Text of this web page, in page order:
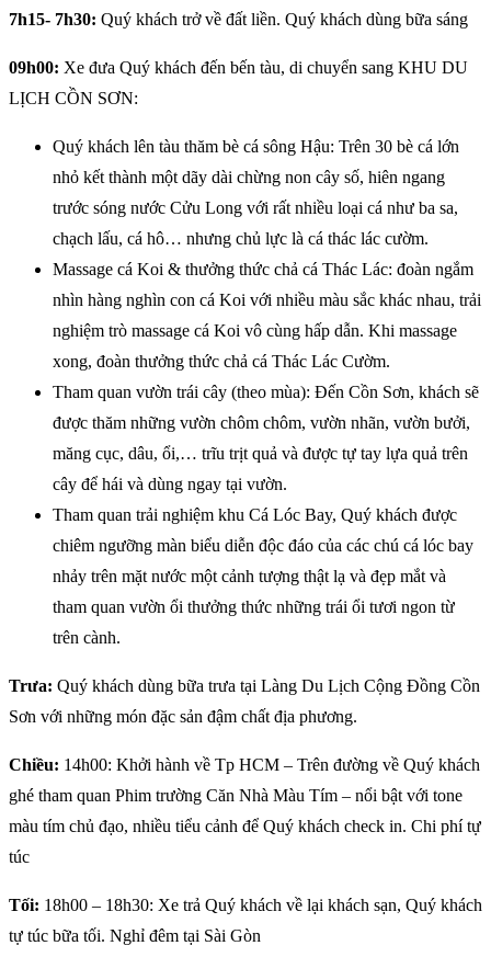
7h15- 7h30: Quý khách trở về đất liền. Quý khách dùng bữa sáng
09h00: Xe đưa Quý khách đến bến tàu, di chuyển sang KHU DU
LỊCH CỒN SƠN:
Quý khách lên tàu thăm bè cá sông Hậu: Trên 30 bè cá lớn
nhỏ kết thành một dãy dài chừng non cây số, hiên ngang
trước sóng nước Cửu Long với rất nhiều loại cá như ba sa,
chạch lấu, cá hô… nhưng chủ lực là cá thác lác cườm.
Massage cá Koi & thưởng thức chả cá Thác Lác: đoàn ngắm
nhìn hàng nghìn con cá Koi với nhiều màu sắc khác nhau, trải
nghiệm trò massage cá Koi vô cùng hấp dẫn. Khi massage
xong, đoàn thưởng thức chả cá Thác Lác Cườm.
Tham quan vườn trái cây (theo mùa): Đến Cồn Sơn, khách sẽ
được thăm những vườn chôm chôm, vườn nhãn, vườn bưởi,
măng cục, dâu, ổi,… trĩu trịt quả và được tự tay lựa quả trên
cây để hái và dùng ngay tại vườn.
Tham quan trải nghiệm khu Cá Lóc Bay, Quý khách được
chiêm ngưỡng màn biểu diễn độc đáo của các chú cá lóc bay
nhảy trên mặt nước một cảnh tượng thật lạ và đẹp mắt và
tham quan vườn ổi thưởng thức những trái ổi tươi ngon từ
trên cành.
Trưa: Quý khách dùng bữa trưa tại Làng Du Lịch Cộng Đồng Cồn
Sơn với những món đặc sản đậm chất địa phương.
Chiều: 14h00: Khởi hành về Tp HCM – Trên đường về Quý khách
ghé tham quan Phim trường Căn Nhà Màu Tím – nổi bật với tone
màu tím chủ đạo, nhiều tiểu cảnh để Quý khách check in. Chi phí tự
túc
Tối: 18h00 – 18h30: Xe trả Quý khách về lại khách sạn, Quý khách
tự túc bữa tối. Nghỉ đêm tại Sài Gòn